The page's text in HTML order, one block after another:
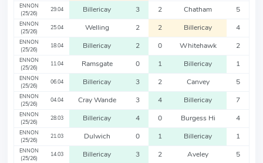
ENNON
(25/26)
29.04 Billericay 3 2 Chatham 5
ENNON
(25/26)
25.04 Welling 2 2 Billericay 4
ENNON
(25/26)
18.04 Billericay 2 0 Whitehawk 2
ENNON
(25/26)
11.04 Ramsgate 0 1 Billericay 1
ENNON
(25/26)
06.04 Billericay 3 2 Canvey 5
ENNON
(25/26)
04.04 Cray Wande 3 4 Billericay 7
ENNON
(25/26)
28.03 Billericay 4 0 Burgess Hi 4
ENNON
(25/26)
21.03 Dulwich 0 1 Billericay 1
ENNON
(25/26)
14.03 Billericay 3 2 Aveley 5